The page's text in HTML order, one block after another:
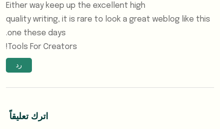
Either way keep up the excellent high
quality writing, it is rare to look a great weblog like this
one these days.
Tools For Creators
!
رد
اترك تعليقاً